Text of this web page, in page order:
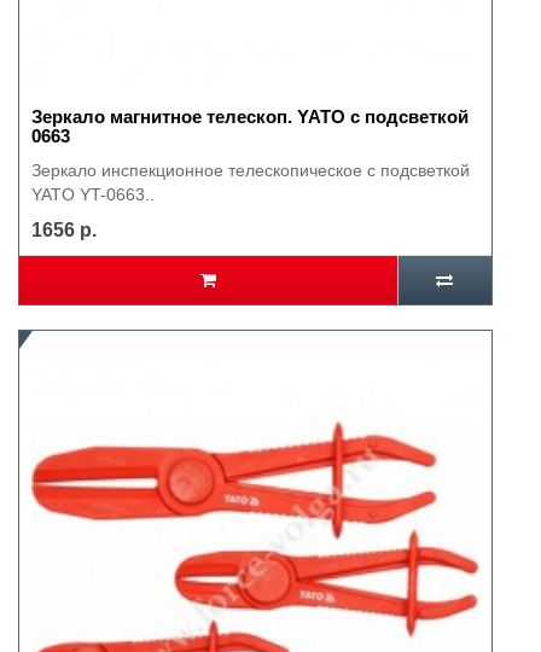
Зеркало магнитное телескоп. YATO с подсветкой
0663
Зеркало инспекционное телескопическое с подсветкой
YATO YT-0663..
1656 р.